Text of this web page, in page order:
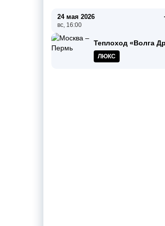
24 мая 2026
вс, 16:00
Теплоход «Волга
ЛЮКС